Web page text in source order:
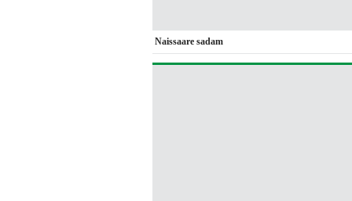
Naissaare sadam